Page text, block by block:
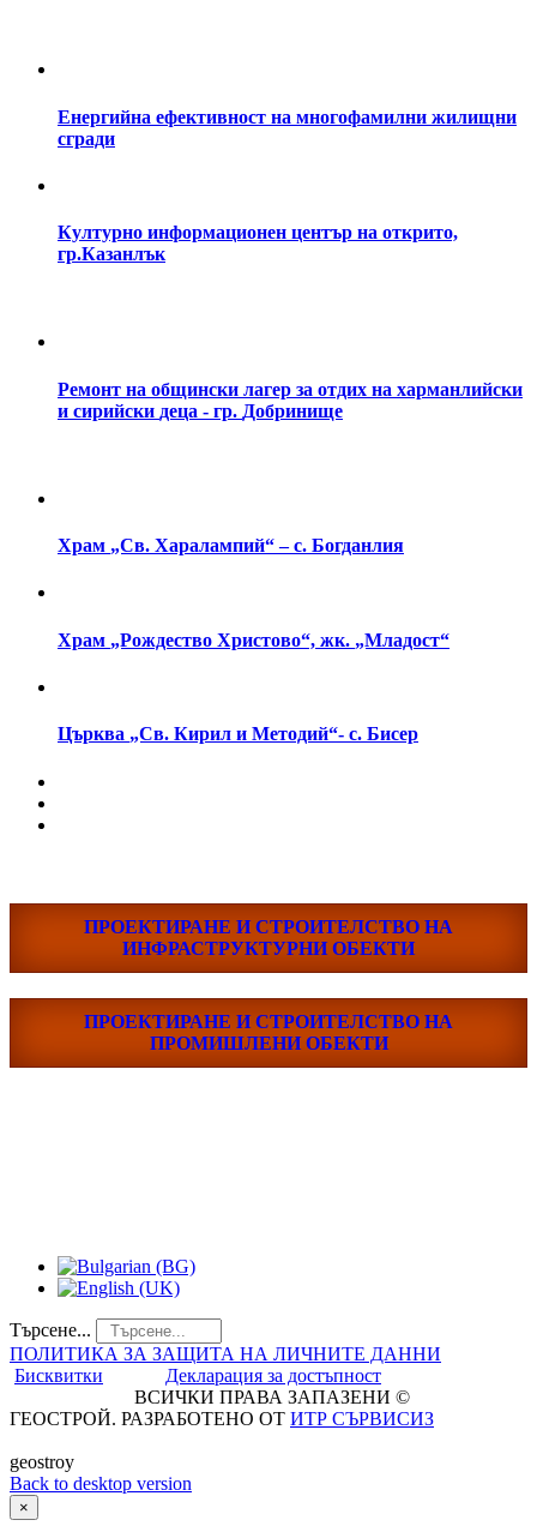
Eнергийна ефективност на многофамилни жилищни
сгради
Културно информационен център на открито,
гр.Казанлък
Ремонт на общински лагер за отдих на харманлийски
и сирийски деца - гр. Добринище
Храм „Св. Харалампий“ – с. Богданлия
Храм „Рождество Христово“, жк. „Младост“
Църква „Св. Кирил и Методий“- с. Бисер
ПРОЕКТИРАНЕ И СТРОИТЕЛСТВО НА
ИНФРАСТРУКТУРНИ ОБЕКТИ
ПРОЕКТИРАНЕ И СТРОИТЕЛСТВО НА
ПРОМИШЛЕНИ ОБЕКТИ
Търсене...
ПОЛИТИКА ЗА ЗАЩИТА НА ЛИЧНИТЕ ДАННИ
Бисквитки
Декларация за достъпност
ВСИЧКИ ПРАВА ЗАПАЗЕНИ ©
ГЕОСТРОЙ. РАЗРАБОТЕНО ОТ ИТР СЪРВИСИЗ
geostroy
Back to desktop version
×